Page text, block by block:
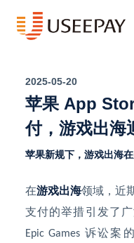
2025-05-20
苹果 App
付，游戏出海
苹果新规下，游戏出海
在游戏出海领域，近
支付的举措引发了
Epic Games 诉讼案